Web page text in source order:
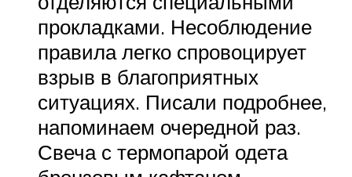
прокладками. Несоблюдение
правила легко спровоцирует
взрыв в благоприятных
ситуациях. Писали подробнее,
напоминаем очередной раз.
Свеча с термопарой одета